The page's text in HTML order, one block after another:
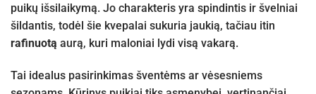
puikų išsilaikymą. Jo charakteris yra spindintis ir švelniai
šildantis, todėl šie kvepalai sukuria jaukią, tačiau itin
rafinuotą aurą, kuri maloniai lydi visą vakarą.
Tai idealus pasirinkimas šventėms ar vėsesniems